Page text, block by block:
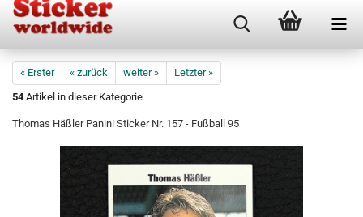
« Erster « zurück weiter »
Letzter »
54Artikel in dieser Kategorie
Thomas Häßler Panini Sticker Nr. 157 - Fußball 95